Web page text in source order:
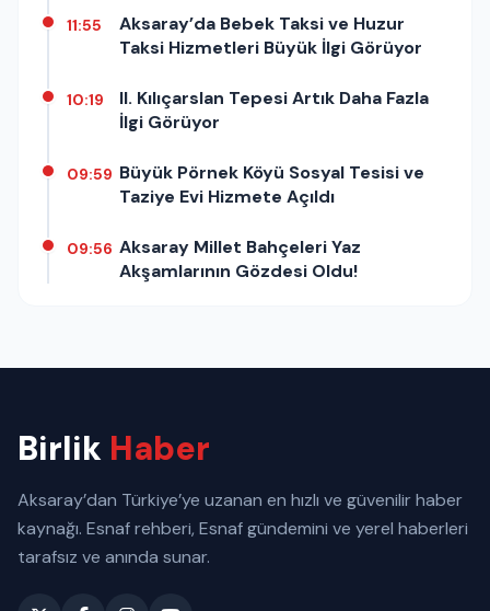
11:55
Aksaray’da Bebek Taksi ve Huzur
Taksi Hizmetleri Büyük İlgi Görüyor
10:19
II. Kılıçarslan Tepesi Artık Daha Fazla
İlgi Görüyor
09:59 Büyük Pörnek Köyü Sosyal Tesisi ve
Taziye Evi Hizmete Açıldı
09:56 Aksaray Millet Bahçeleri Yaz
Akşamlarının Gözdesi Oldu!
Birlik Haber
Aksaray’dan Türkiye’ye uzanan en hızlı ve güvenilir haber
kaynağı. Esnaf rehberi, Esnaf gündemini ve yerel haberleri
tarafsız ve anında sunar.